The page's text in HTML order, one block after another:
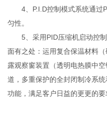
4、P.I.D控制模式系统通过
匀性。
5、采用PID压缩机启动控制
面有之处：运用复合保温材料
露观察窗装置（透明电热膜中
道，多重保护的全封闭制冷系
功能，满足客户日益的更更的要